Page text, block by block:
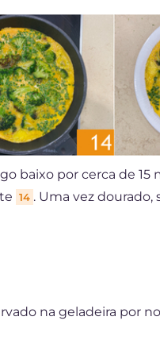
baixo por cerca de 15
14 . Uma vez
na geladeira por